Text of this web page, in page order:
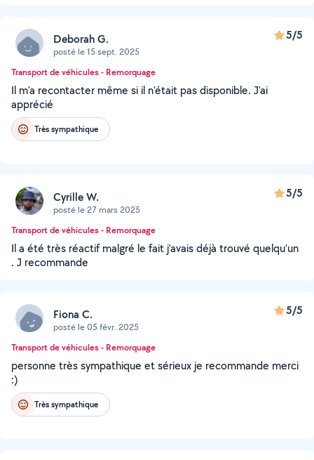
Deborah G.
posté le 15 sept. 2025
5/5
Transport de véhicules - Remorquage
Il m'a recontacter même si il n'était pas disponible. J'ai
apprécié
Très sympathique
Cyrille W.
posté le 27 mars 2025
5/5
Transport de véhicules - Remorquage
Il a été très réactif malgré le fait j’avais déjà trouvé quelqu’un
. J recommande
Fiona C.
posté le 05 févr. 2025
5/5
Transport de véhicules - Remorquage
personne très sympathique et sérieux je recommande merci
:)
Très sympathique